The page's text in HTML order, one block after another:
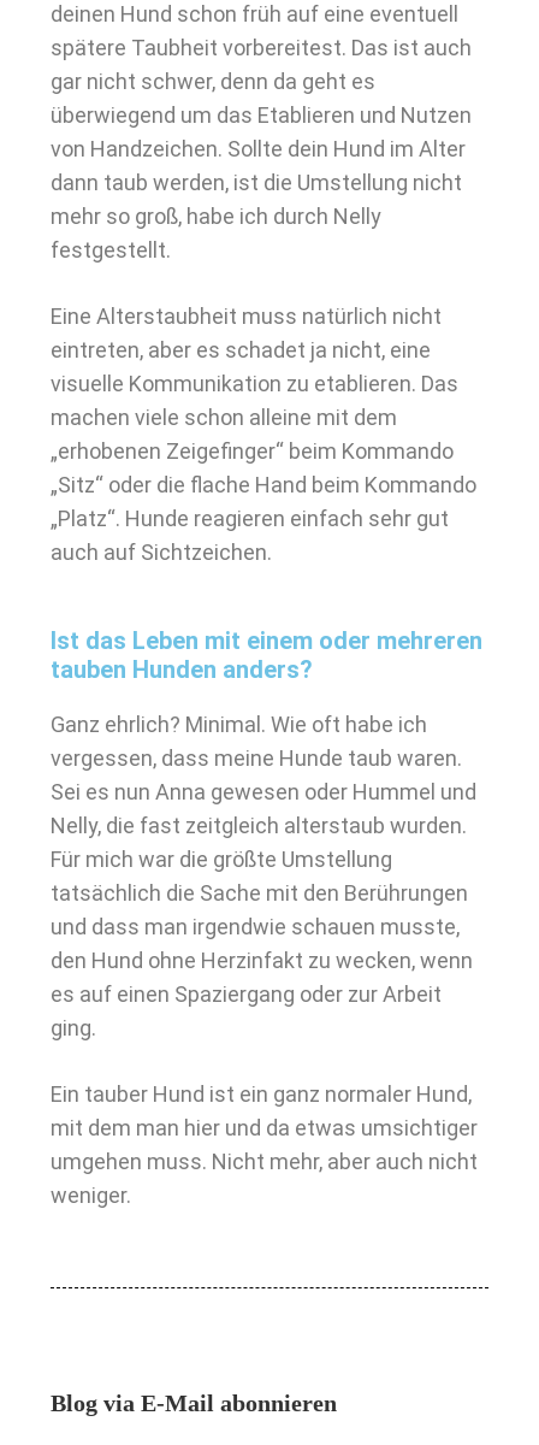
deinen Hund schon früh auf eine eventuell
spätere Taubheit vorbereitest. Das ist auch
gar nicht schwer, denn da geht es
überwiegend um das Etablieren und Nutzen
von Handzeichen. Sollte dein Hund im Alter
dann taub werden, ist die Umstellung nicht
mehr so groß, habe ich durch Nelly
festgestellt.
Eine Alterstaubheit muss natürlich nicht
eintreten, aber es schadet ja nicht, eine
visuelle Kommunikation zu etablieren. Das
machen viele schon alleine mit dem
„erhobenen Zeigefinger“ beim Kommando
„Sitz“ oder die flache Hand beim Kommando
„Platz“. Hunde reagieren einfach sehr gut
auch auf Sichtzeichen.
Ist das Leben mit einem oder mehreren
tauben Hunden anders?
Ganz ehrlich? Minimal. Wie oft habe ich
vergessen, dass meine Hunde taub waren.
Sei es nun Anna gewesen oder Hummel und
Nelly, die fast zeitgleich alterstaub wurden.
Für mich war die größte Umstellung
tatsächlich die Sache mit den Berührungen
und dass man irgendwie schauen musste,
den Hund ohne Herzinfakt zu wecken, wenn
es auf einen Spaziergang oder zur Arbeit
ging.
Ein tauber Hund ist ein ganz normaler Hund,
mit dem man hier und da etwas umsichtiger
umgehen muss. Nicht mehr, aber auch nicht
weniger.
Blog via E-Mail abonnieren